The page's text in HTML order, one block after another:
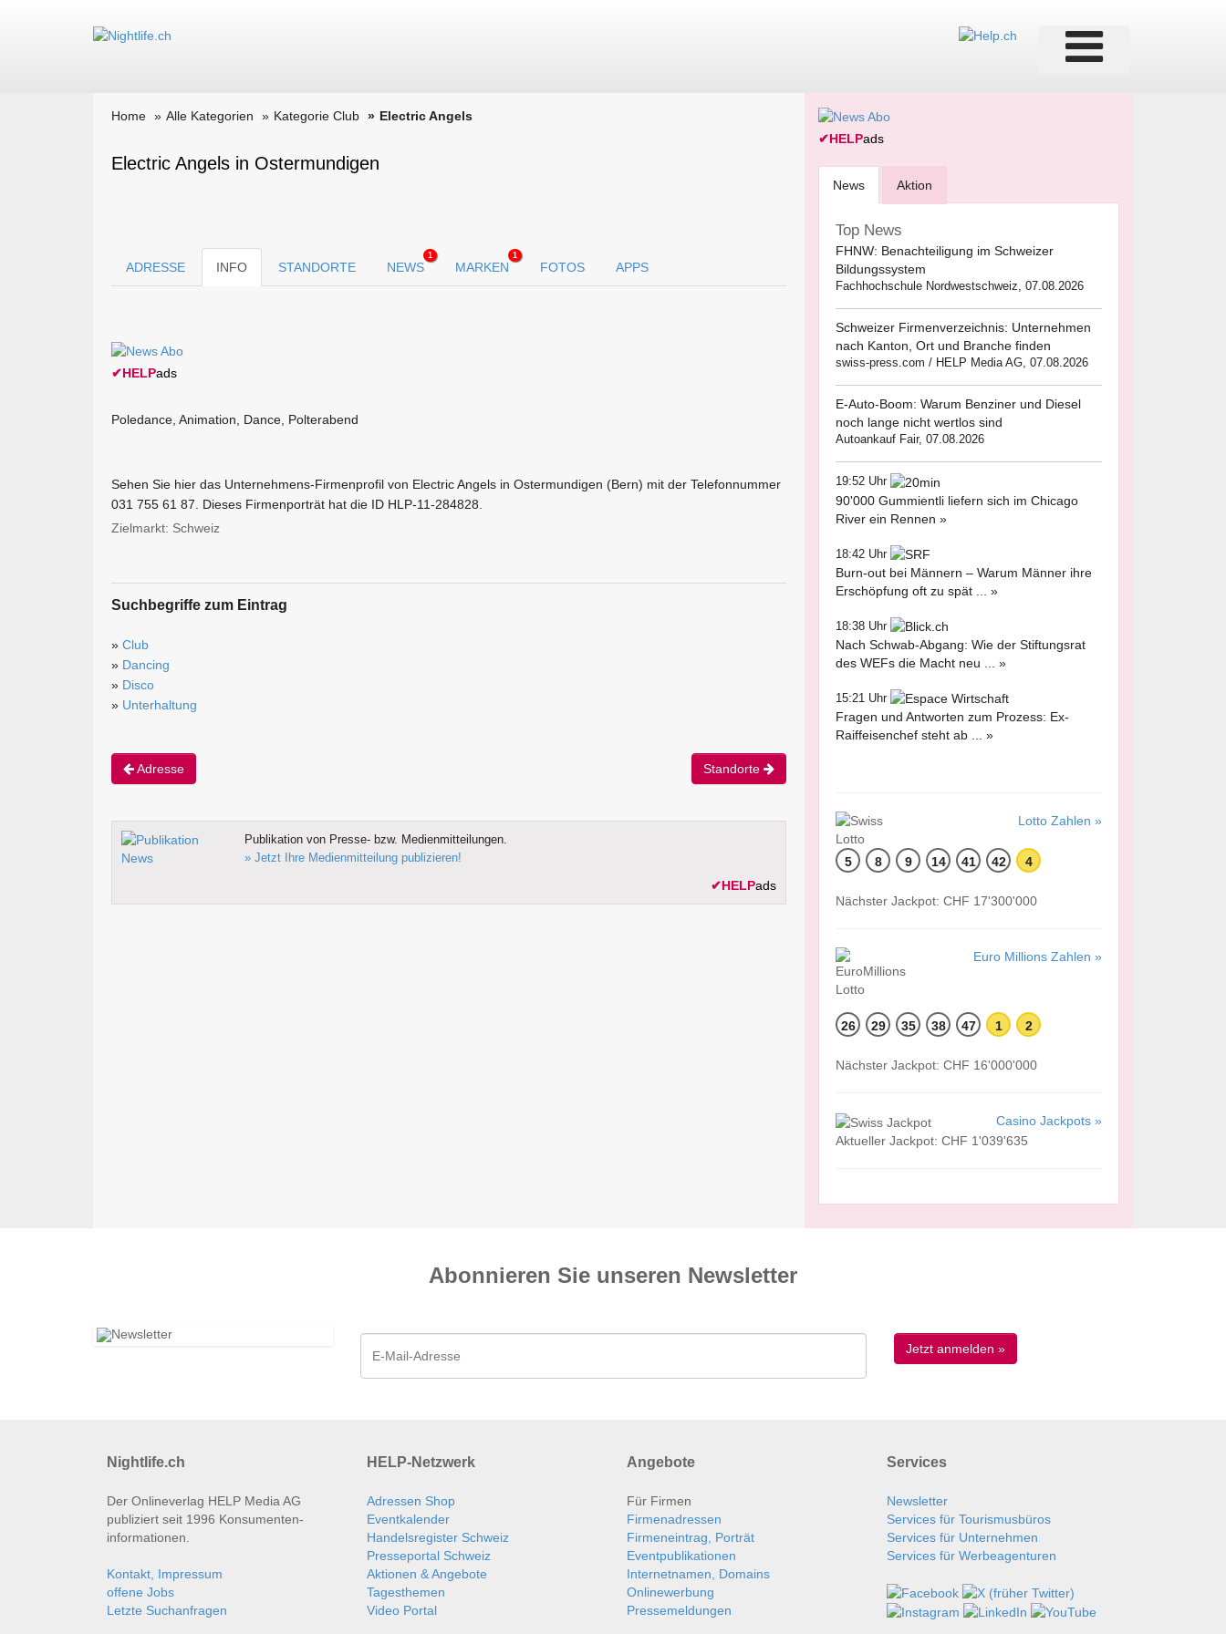
Home Alle Kategorien Kategorie Club Electric Angels
Electric Angels in Ostermundigen
ADRESSE INFO STANDORTE NEWS
1
MARKEN
1
FOTOS APPS
✔HELPads
Poledance, Animation, Dance, Polterabend
Sehen Sie hier das Unternehmens-Firmenprofil von Electric Angels in Ostermundigen (Bern) mit der Telefonnummer
031 755 61 87. Dieses Firmenporträt hat die ID HLP-11-284828.
Zielmarkt: Schweiz
Suchbegriffe zum Eintrag
» Club
» Dancing
» Disco
» Unterhaltung
Adresse Standorte
Publikation von Presse- bzw. Medienmitteilungen.
» Jetzt Ihre Medienmitteilung publizieren!
✔HELPads
✔HELPads
News Aktion
Top News
FHNW: Benachteiligung im Schweizer
Bildungssystem
Fachhochschule Nordwestschweiz, 07.08.2026
Schweizer Firmenverzeichnis: Unternehmen
nach Kanton, Ort und Branche finden
swiss-press.com / HELP Media AG, 07.08.2026
E-Auto-Boom: Warum Benziner und Diesel
noch lange nicht wertlos sind
Autoankauf Fair, 07.08.2026
19:52 Uhr
90'000 Gummientli liefern sich im Chicago
River ein Rennen »
18:42 Uhr
Burn-out bei Männern – Warum Männer ihre
Erschöpfung oft zu spät ... »
18:38 Uhr
Nach Schwab-Abgang: Wie der Stiftungsrat
des WEFs die Macht neu ... »
15:21 Uhr
Fragen und Antworten zum Prozess: Ex-
Raiffeisenchef steht ab ... »
Lotto Zahlen »
5 8 9 14 41 42 4
Nächster Jackpot: CHF 17'300'000
Euro Millions Zahlen »
26 29 35 38 47 1 2
Nächster Jackpot: CHF 16'000'000
Casino Jackpots »
Aktueller Jackpot: CHF 1'039'635
Abonnieren Sie unseren News­letter
Nightlife.ch
Der Onlineverlag HELP Media AG
publiziert seit 1996 Konsumenten­
informationen.
Kontakt, Impressum
offene Jobs
Letzte Suchanfragen
HELP-Netzwerk
Adressen Shop
Eventkalender
Handelsregister Schweiz
Presseportal Schweiz
Aktionen & Angebote
Tagesthemen
Video Portal
Angebote
Für Firmen
Firmenadressen
Firmeneintrag, Porträt
Eventpublikationen
Internetnamen, Domains
Onlinewerbung
Pressemeldungen
Services
Newsletter
Services für Tourismusbüros
Services für Unternehmen
Services für Werbeagenturen